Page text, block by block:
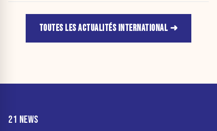
TOUTES LES ACTUALITÉS INTERNATIONAL
21 NEWS